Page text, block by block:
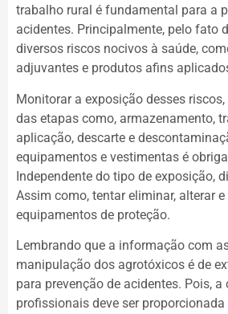
trabalho rural é fundamental para a
acidentes. Principalmente, pelo fato
diversos riscos nocivos à saúde,
adjuvantes e produtos afins
Monitorar a exposição desses
das etapas como, armazenamento,
aplicação, descarte e
equipamentos e vestimentas é
Independente do tipo de exposição,
Assim como, tentar eliminar, alterar
equipamentos de proteção.
Lembrando que a informação com
manipulação dos agrotóxicos é de
para prevenção de acidentes. Pois,
profissionais deve ser